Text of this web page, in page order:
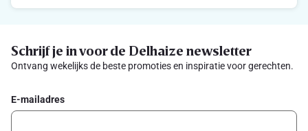
Schrijf je in voor de Delhaize newsletter
Ontvang wekelijks de beste promoties en inspiratie voor gerechten.
E-mailadres